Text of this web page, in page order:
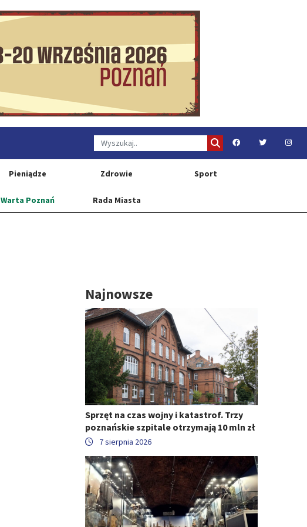
Pieniądze Zdrowie Sport
Warta Poznań Rada Miasta
Najnowsze
Sprzęt na czas wojny i katastrof. Trzy
poznańskie szpitale otrzymają 10 mln zł
7 sierpnia 2026